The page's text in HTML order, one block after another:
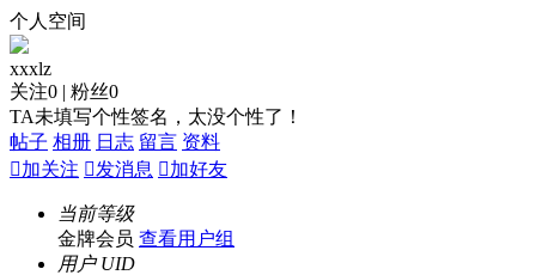
个人空间
xxxlz
关注0 | 粉丝0
TA未填写个性签名，太没个性了！
帖子 相册 日志 留言 资料
加关注 发消息 加好友
当前等级
金牌会员 查看用户组
用户 UID